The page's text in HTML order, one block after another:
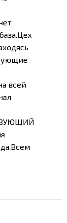
всей